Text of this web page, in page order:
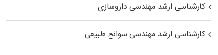
کارشناسی ارشد مهندسی داروسازی
کارشناسی ارشد مهندسی سوانح طبیعی